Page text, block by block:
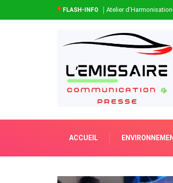
FLASH-INFO Atelier
ACCUEIL